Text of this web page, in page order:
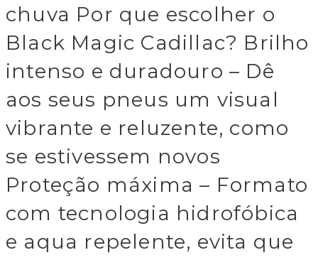
chuva Por que escolher o
Black Magic Cadillac? Brilho
intenso e duradouro – Dê
aos seus pneus um visual
vibrante e reluzente, como
se estivessem novos
Proteção máxima – Formato
com tecnologia hidrofóbica
e aqua repelente, evita que